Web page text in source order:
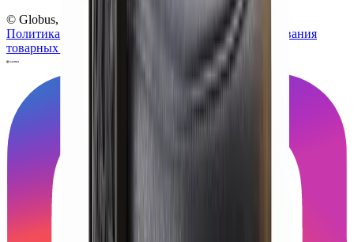
© Globus, 2008–2026
Политика конфиденциальности
Политика использования
товарных знаков